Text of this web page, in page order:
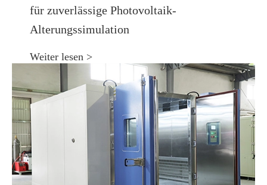
für zuverlässige Photovoltaik-
Alterungssimulation
Weiter lesen >